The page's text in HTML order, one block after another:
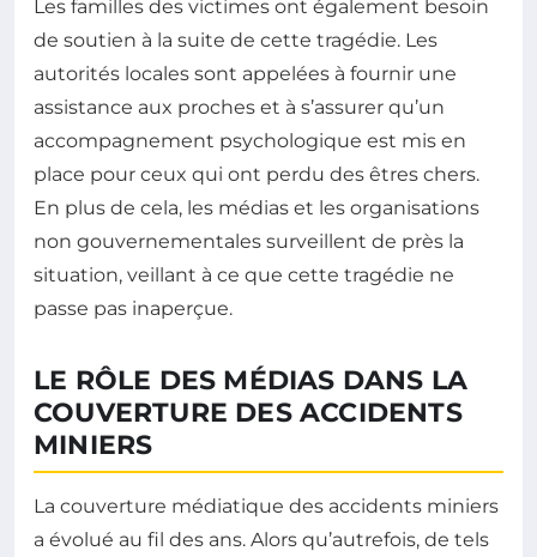
Les familles des victimes ont également besoin
de soutien à la suite de cette tragédie. Les
autorités locales sont appelées à fournir une
assistance aux proches et à s’assurer qu’un
accompagnement psychologique est mis en
place pour ceux qui ont perdu des êtres chers.
En plus de cela, les médias et les organisations
non gouvernementales surveillent de près la
situation, veillant à ce que cette tragédie ne
passe pas inaperçue.
LE RÔLE DES MÉDIAS DANS LA
COUVERTURE DES ACCIDENTS
MINIERS
La couverture médiatique des accidents miniers
a évolué au fil des ans. Alors qu’autrefois, de tels